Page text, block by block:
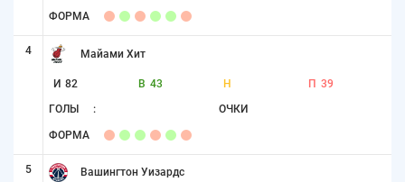
ФОРМА
4 Майами Хит
И 82 В 43 Н П 39
ГОЛЫ : ОЧКИ
ФОРМА
5 Вашингтон Уизардс